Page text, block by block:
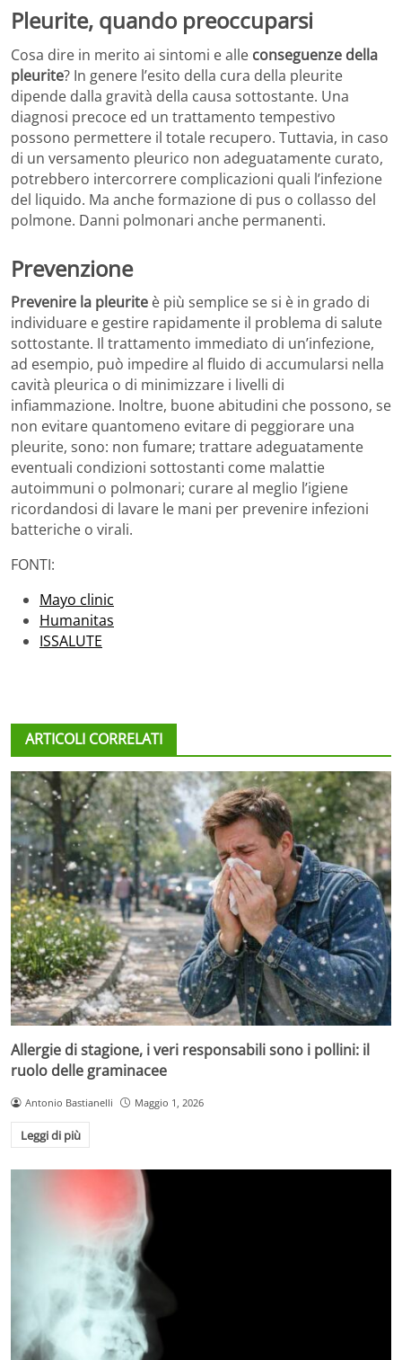
Pleurite, quando preoccuparsi
Cosa dire in merito ai sintomi e alle conseguenze della
pleurite? In genere l’esito della cura della pleurite
dipende dalla gravità della causa sottostante. Una
diagnosi precoce ed un trattamento tempestivo
possono permettere il totale recupero. Tuttavia, in caso
di un versamento pleurico non adeguatamente curato,
potrebbero intercorrere complicazioni quali l’infezione
del liquido. Ma anche formazione di pus o collasso del
polmone. Danni polmonari anche permanenti.
Prevenzione
Prevenire la pleurite è più semplice se si è in grado di
individuare e gestire rapidamente il problema di salute
sottostante. Il trattamento immediato di un’infezione,
ad esempio, può impedire al fluido di accumularsi nella
cavità pleurica o di minimizzare i livelli di
infiammazione. Inoltre, buone abitudini che possono, se
non evitare quantomeno evitare di peggiorare una
pleurite, sono: non fumare; trattare adeguatamente
eventuali condizioni sottostanti come malattie
autoimmuni o polmonari; curare al meglio l’igiene
ricordandosi di lavare le mani per prevenire infezioni
batteriche o virali.
FONTI:
Mayo clinic
Humanitas
ISSALUTE
ARTICOLI CORRELATI
Allergie di stagione, i veri responsabili sono i pollini: il
ruolo delle graminacee
Antonio Bastianelli Maggio 1, 2026
Leggi di più